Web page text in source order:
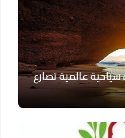
عالمية تصارع